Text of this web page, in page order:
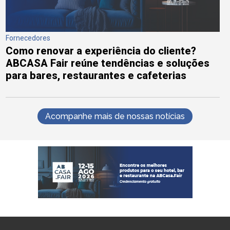
Fornecedores
Como renovar a experiência do cliente?
ABCASA Fair reúne tendências e soluções
para bares, restaurantes e cafeterias
Acompanhe mais de nossas notícias